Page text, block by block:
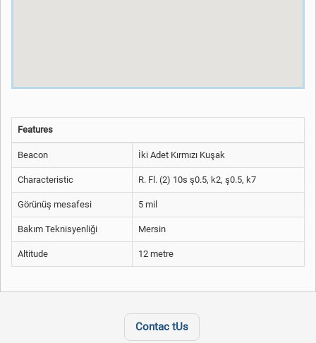
Features
Beacon İki Adet Kırmızı Kuşak
Characteristic R. Fl. (2) 10s ş0.5, k2, ş0.5, k7
Görünüş mesafesi 5 mil
Bakım Teknisyenliği Mersin
Altitude 12 metre
Contac tUs